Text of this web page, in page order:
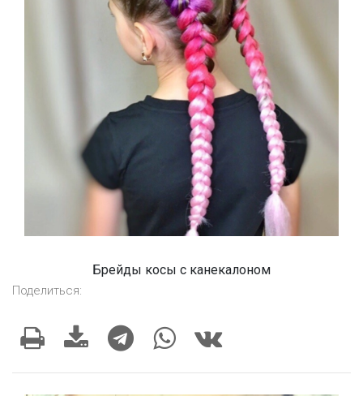
Брейды косы с канекалоном
Поделиться: